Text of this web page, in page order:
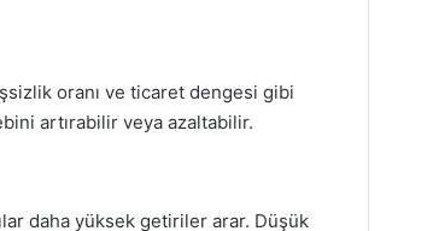
oranı ve ticaret dengesi gibi
artırabilir veya azaltabilir.
daha yüksek getiriler arar. Düşük